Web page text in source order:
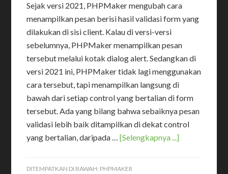
Sejak versi 2021, PHPMaker mengubah cara
menampilkan pesan berisi hasil validasi form yang
dilakukan di sisi client. Kalau di versi-versi
sebelumnya, PHPMaker menampilkan pesan
tersebut melalui kotak dialog alert. Sedangkan di
versi 2021 ini, PHPMaker tidak lagi menggunakan
cara tersebut, tapi menampilkan langsung di
bawah dari setiap control yang bertalian di form
tersebut. Ada yang bilang bahwa sebaiknya pesan
validasi lebih baik ditampilkan di dekat control
yang bertalian, daripada …[Selengkapnya ...]
DITEMPATKAN DI BAWAH: PHPMAKER